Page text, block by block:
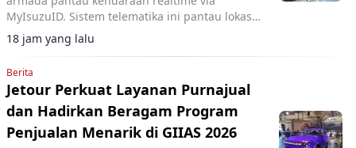
MyIsuzuID. Sistem telematika ini pantau lokasi,
kecepatan, dan operasional kendaraan.
18 jam yang lalu
Berita
Jetour Perkuat Layanan Purnajual
dan Hadirkan Beragam Program
Penjualan Menarik di GIIAS 2026